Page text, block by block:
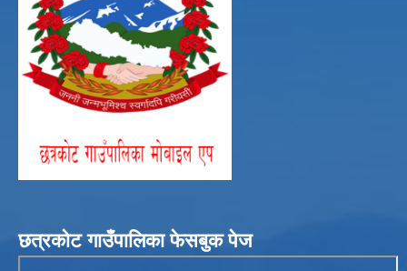
छत्रकोट गाउँपालिका फेसबुक पेज